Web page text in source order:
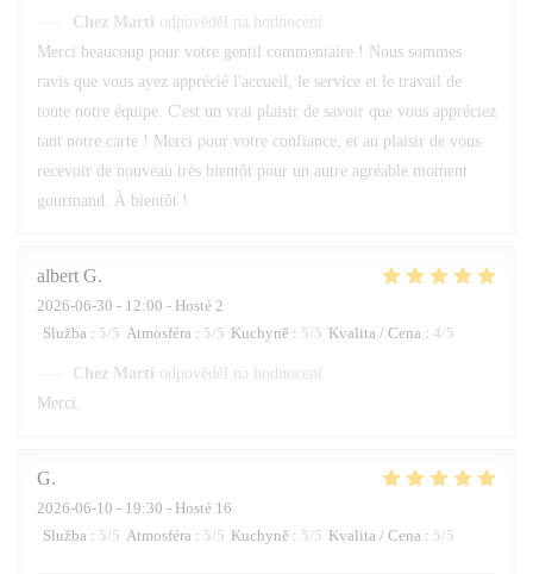
Chez Marti odpověděl na hodnocení
Merci beaucoup pour votre gentil commentaire ! Nous sommes
ravis que vous ayez apprécié l'accueil, le service et le travail de
toute notre équipe. C'est un vrai plaisir de savoir que vous appréciez
tant notre carte ! Merci pour votre confiance, et au plaisir de vous
recevoir de nouveau très bientôt pour un autre agréable moment
gourmand. À bientôt !
albert G
2026-06-30 - 12:00 - Hosté 2
Služba : 5/5 Atmosféra : 5/5 Kuchyně : 5/5 Kvalita / Cena : 4/5
Chez Marti odpověděl na hodnocení
Merci.
G
2026-06-10 - 19:30 - Hosté 16
Služba : 5/5 Atmosféra : 5/5 Kuchyně : 5/5 Kvalita / Cena : 5/5